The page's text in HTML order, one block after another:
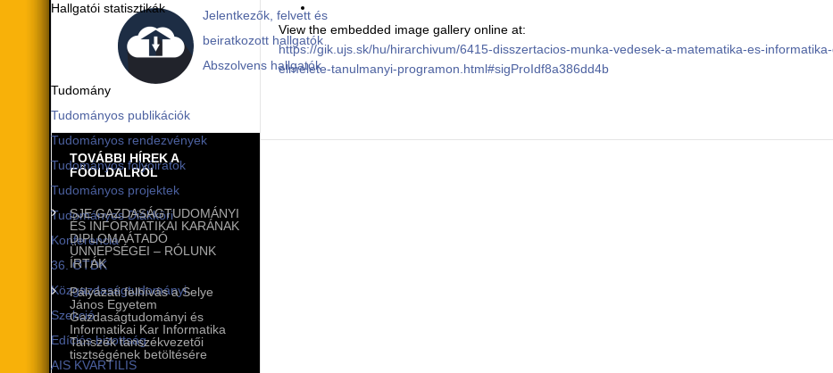
Hallgatói statisztikák
Jelentkezők, felvett és
beiratkozott hallgatók
Abszolvens hallgatók
Tudomány
Tudományos publikációk
Tudományos rendezvények
Tudományos folyóiratok
Tudományos projektek
Tudományos Diákköri
Konferencia
36. OTDK
Közgazdaságtudományi
Szekció
Edíciós bizottság
AIS KVARTILIS
View the embedded image gallery online at:
https://gik.ujs.sk/hu/hirarchivum/6415-disszertacios-munka-vedesek-a-matematika-es-
elmelete-tanulmanyi-programon.html#sigProIdf8a386dd4b
TOVÁBBI HÍREK A
FŐOLDALRÓL
SJE GAZDASÁGTUDOMÁNYI
ÉS INFORMATIKAI KARÁNAK
DIPLOMAÁTADÓ
ÜNNEPSÉGEI – RÓLUNK
ÍRTÁK
Pályázati felhívás a Selye
János Egyetem
Gazdaságtudományi és
Informatikai Kar Informatika
Tanszék tanszékvezetői
tisztségének betöltésére